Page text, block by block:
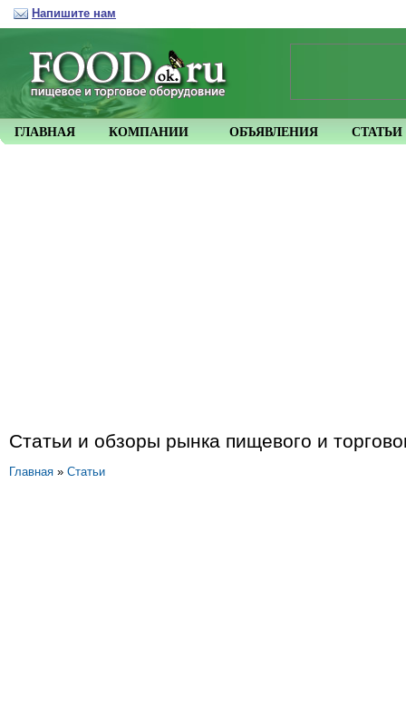
Статьи и обзоры рынка пищевого и
Главная » Статьи
ГЛАВНАЯ КОМПАНИИ ОБЪЯВЛЕНИЯ СТАТЬИ
Напишите нам